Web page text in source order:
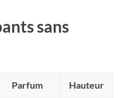
sans
Parfum Hauteur